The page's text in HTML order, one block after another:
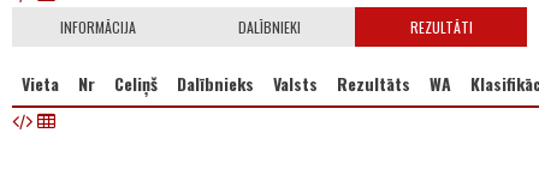
INFORMĀCIJA DALĪBNIEKI REZULTĀTI
Vieta Nr Celiņš Dalībnieks Valsts Rezultāts WA